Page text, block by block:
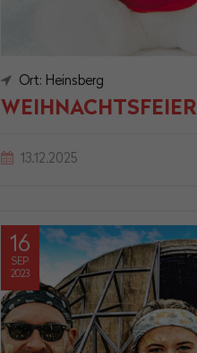
Ort: Heinsberg
WEIHNACHTSFEIER
13.12.2025
16
SEP
2023